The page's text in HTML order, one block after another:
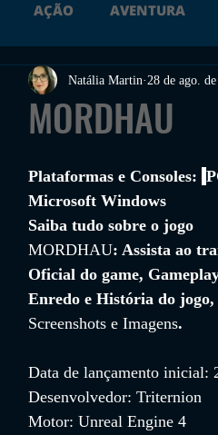
AÇÃO AVENTURA
FICÇÃO TERROR PC
SOBREVIVÊNCIA
FILMES
MORDHAU
Natália Martin 28 de ago.
Plataformas e Consoles:
Microsoft Windows
Saiba tudo sobre o jogo
MORDHAU: Assista ao
Oficial do game,
Enredo e História do jogo,
Screenshots e Imagens.
Data de lançamento inicial:
Desenvolvedor: Triternion
Motor: Unreal Engine 4